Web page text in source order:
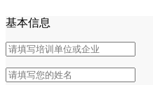
基本信息